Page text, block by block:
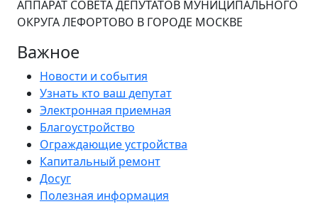
АППАРАТ СОВЕТА ДЕПУТАТОВ МУНИЦИПАЛЬНОГО
ОКРУГА ЛЕФОРТОВО В ГОРОДЕ МОСКВЕ
Важное
Новости и события
Узнать кто ваш депутат
Электронная приемная
Благоустройство
Ограждающие устройства
Капитальный ремонт
Досуг
Полезная информация